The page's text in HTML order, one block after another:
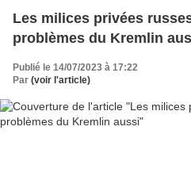
Les milices privées
problèmes du Kremlin
Publié le 14/07/2023 à 17:22
Par (voir l'article)